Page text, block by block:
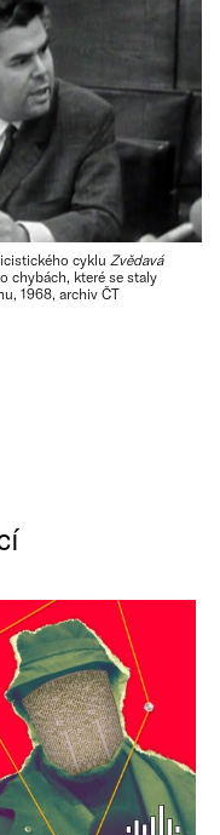
cyklu Zvědavá
chybách, které se staly
1968, archiv ČT